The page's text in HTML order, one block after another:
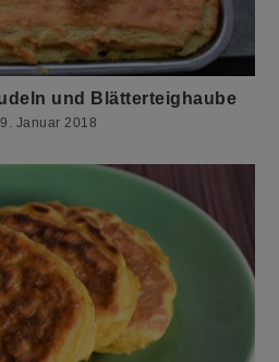
und Blätterteighaube
Januar 2018